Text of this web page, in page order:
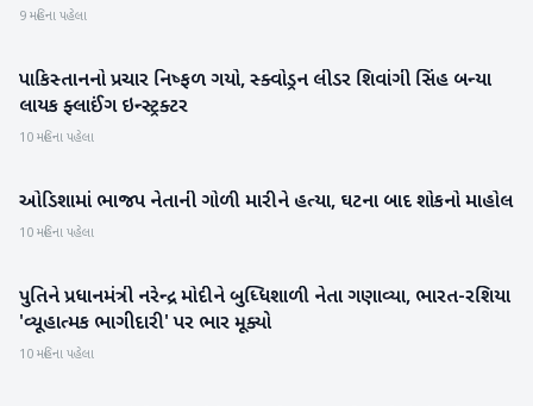
9 મહિના પહેલા
રાષ્ટ્રીય
પાકિસ્તાનનો પ્રચાર નિષ્ફળ ગયો, સ્ક્વોડ્રન લીડર શિવાંગી સિંહ બન્યા
લાયક ફ્લાઈંગ ઇન્સ્ટ્રક્ટર
10 મહિના પહેલા
રાષ્ટ્રીય
ઓડિશામાં ભાજપ નેતાની ગોળી મારીને હત્યા, ઘટના બાદ શોકનો માહોલ
10 મહિના પહેલા
રાષ્ટ્રીય
પુતિને પ્રધાનમંત્રી નરેન્દ્ર મોદીને બુધ્ધિશાળી નેતા ગણાવ્યા, ભારત-રશિયા
'વ્યૂહાત્મક ભાગીદારી' પર ભાર મૂક્યો
10 મહિના પહેલા